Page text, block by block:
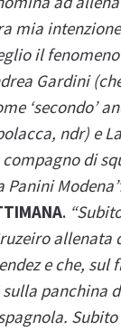
mia
il
Gardini
‘secondo’
ndr) e
compagno di
Panini
.
allenata
e che, sul
panchina